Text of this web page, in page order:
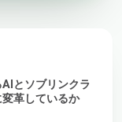
とソブリンクラ
革しているか